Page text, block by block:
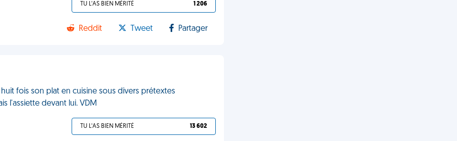
TU L'AS BIEN MÉRITÉ 1 206
Reddit Tweet Partager
fois son plat en cuisine sous divers prétextes
l'assiette devant lui. VDM
TU L'AS BIEN MÉRITÉ 13 602